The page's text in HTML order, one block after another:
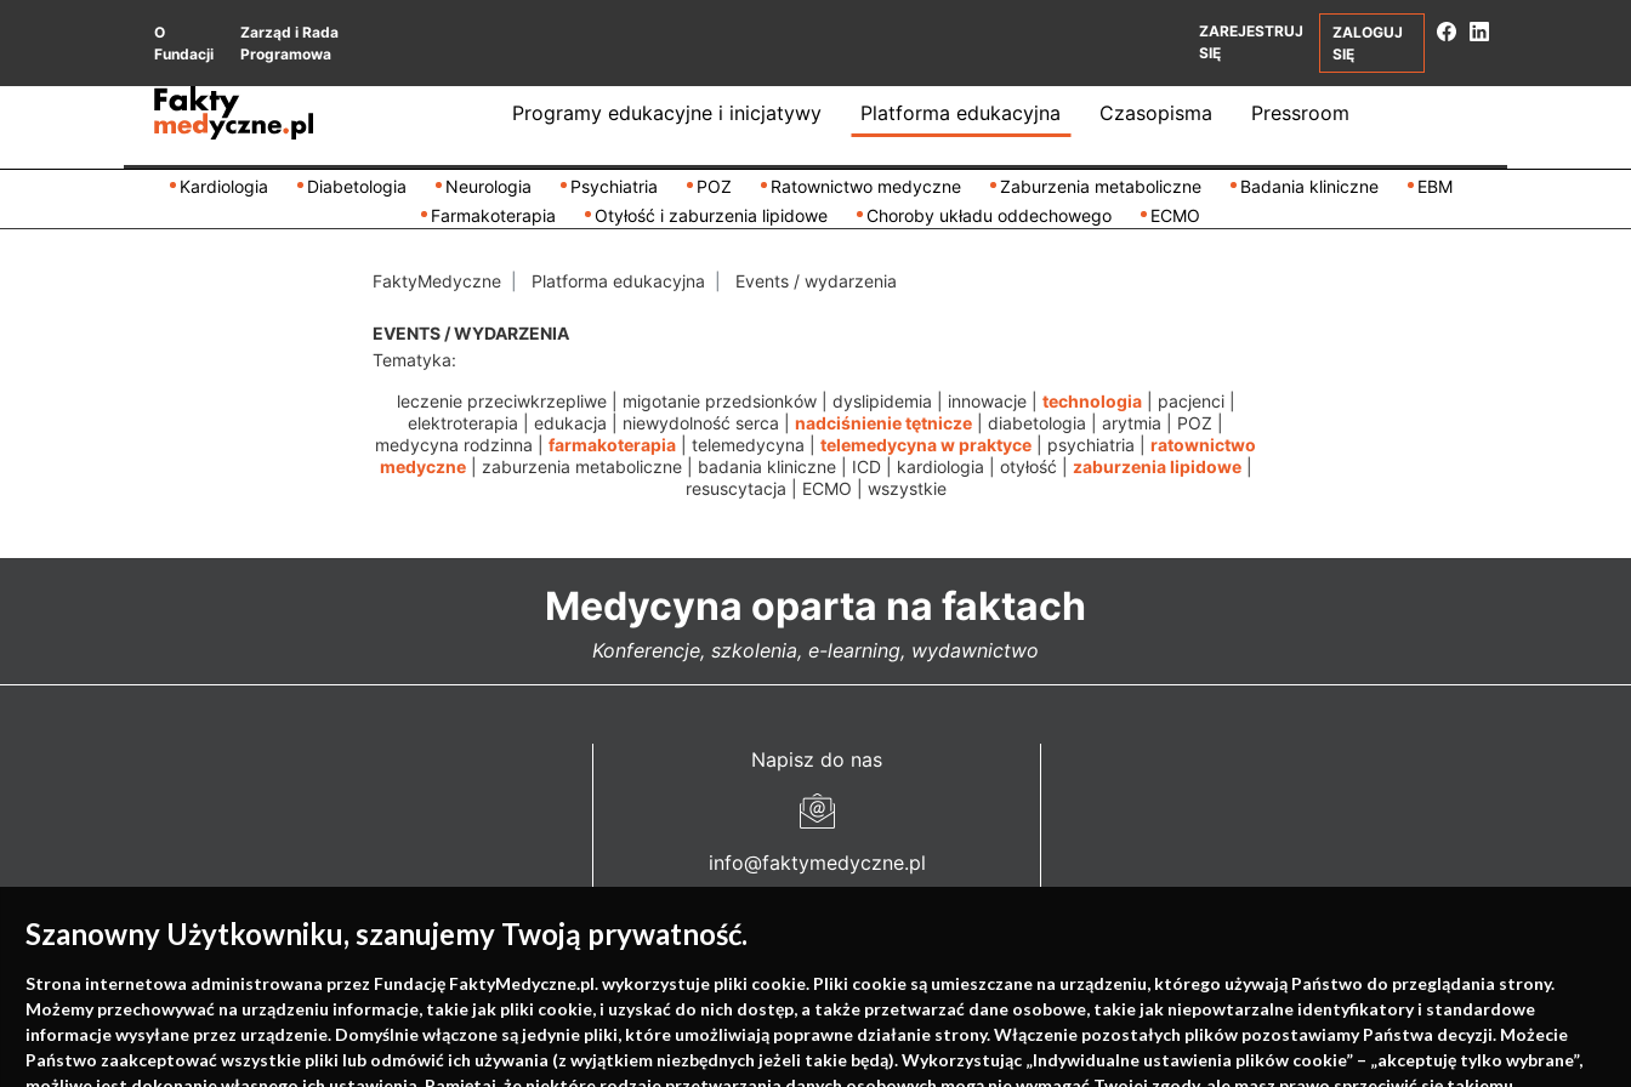
Szanowny Użytkowniku, szanujemy Twoją prywatność.
Strona internetowa administrowana przez Fundację FaktyMedyczne.pl. wykorzystuje pliki cookie. Pliki cookie są umieszczane na urządzeniu, którego używają Państwo do przeglądania strony.
Możemy przechowywać na urządzeniu informacje, takie jak pliki cookie, i uzyskać do nich dostęp, a także przetwarzać dane osobowe, takie jak niepowtarzalne identyfikatory i standardowe
informacje wysyłane przez urządzenie. Domyślnie włączone są jedynie pliki, które umożliwiają poprawne działanie strony. Włączenie pozostałych plików pozostawiamy Państwa decyzji. Możecie
Państwo zaakceptować wszystkie pliki lub odmówić ich używania (z wyjątkiem niezbędnych jeżeli takie będą). Wykorzystując „Indywidualne ustawienia plików cookie” – „akceptuję tylko wybrane”,
O
Fundacji
Zarząd i Rada
Programowa
ZAREJESTRUJ
SIĘ
ZALOGUJ
SIĘ
Programy edukacyjne i inicjatywy Platforma edukacyjna Czasopisma Pressroom
Kardiologia Diabetologia Neurologia Psychiatria POZ Ratownictwo medyczne Zaburzenia metaboliczne Badania kliniczne
EBM
Farmakoterapia
Otyłość i zaburzenia lipidowe Choroby układu oddechowego ECMO
FaktyMedyczne Platforma edukacyjna Events / wydarzenia
EVENTS / WYDARZENIA
Tematyka:
leczenie przeciwkrzepliwe| migotanie przedsionków| dyslipidemia innowacje| technologia| pacjenci|
elektroterapia
edukacja niewydolność serca nadciśnienie tętnicze diabetologia arytmia POZ
medycyna rodzinna
farmakoterapia telemedycyna telemedycyna w praktyce psychiatria
ratownictwo
medyczne| zaburzenia metaboliczne| badania kliniczne| ICD| kardiologia otyłość zaburzenia lipidowe|
resuscytacja
ECMO wszystkie
Medycyna oparta na faktach
Konferencje, szkolenia, e-learning, wydawnictwo
Napisz do nas
info@faktymedyczne.pl
Redakcja medyczna:
ul. Wolności 338b
41-800 Zabrze